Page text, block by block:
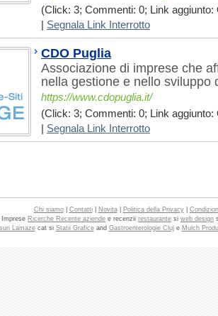
(Click: 3; Commenti: 0; Link aggiunto:
Segnala Link Interrotto
CDO Puglia
Associazione di imprese che
nella gestione e nello sviluppo
https://www.cdopuglia.it/
(Click: 3; Commenti: 0; Link aggiunto:
Segnala Link Interrotto
Chi siamo| Contatti| Novita| Politica della Privacy|
Ricerche Recente aziende e recenzii restaurante si web design
Lamazecat si Statii Graficeand Gastroenterologie Cluje Mulch